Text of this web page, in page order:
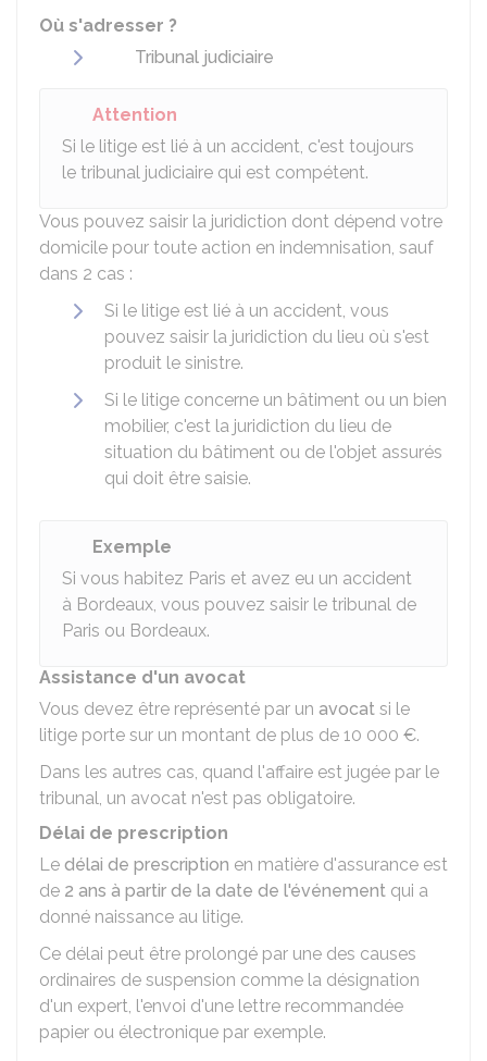
Où s'adresser ?
Tribunal judiciaire
Attention
Si le litige est lié à un accident, c'est toujours
le tribunal judiciaire qui est compétent.
Vous pouvez saisir la juridiction dont dépend votre
domicile pour toute action en indemnisation, sauf
dans 2 cas :
Si le litige est lié à un accident, vous
pouvez saisir la juridiction du lieu où s'est
produit le sinistre.
Si le litige concerne un bâtiment ou un bien
mobilier, c'est la juridiction du lieu de
situation du bâtiment ou de l'objet assurés
qui doit être saisie.
Exemple
Si vous habitez Paris et avez eu un accident
à Bordeaux, vous pouvez saisir le tribunal de
Paris ou Bordeaux.
Assistance d'un avocat
Vous devez être représenté par un avocat si le
litige porte sur un montant de plus de 10 000 €.
Dans les autres cas, quand l'affaire est jugée par le
tribunal, un avocat n'est pas obligatoire.
Délai de prescription
Le délai de prescription en matière d'assurance est
de 2 ans à partir de la date de l'événement qui a
donné naissance au litige.
Ce délai peut être prolongé par une des causes
ordinaires de suspension comme la désignation
d'un expert, l'envoi d'une lettre recommandée
papier ou électronique par exemple.